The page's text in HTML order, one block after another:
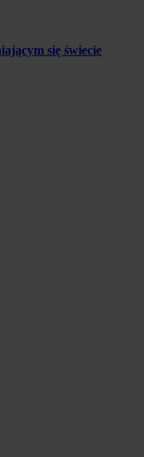
się świecie